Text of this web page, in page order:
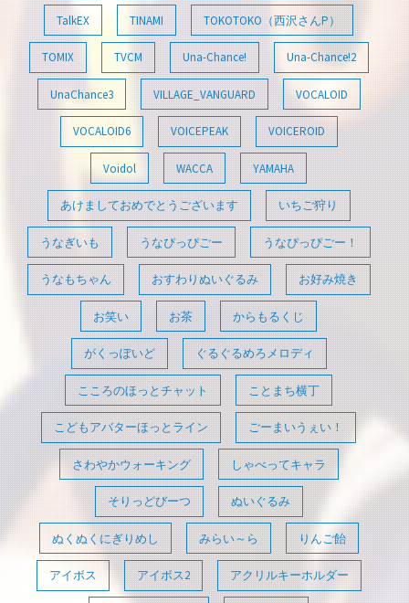
TalkEX TINAMI TOKOTOKO（西沢さんP）
TOMIX TVCM Una-Chance! Una-Chance!2
UnaChance3 VILLAGE_VANGUARD VOCALOID
VOCALOID6 VOICEPEAK VOICEROID
Voidol WACCA YAMAHA
あけましておめでとうございます いちご狩り
うなぎいも うなぴっぴごー うなぴっぴごー！
うなもちゃん おすわりぬいぐるみ お好み焼き
お笑い お茶 からもるくじ
がくっぽいど ぐるぐるめろメロディ
こころのほっとチャット ことまち横丁
こどもアバターほっとライン ごーまいうぇい！
さわやかウォーキング しゃべってキャラ
そりっどびーつ ぬいぐるみ
ぬくぬくにぎりめし みらい～ら りんご飴
アイボス アイボス2 アクリルキーホルダー